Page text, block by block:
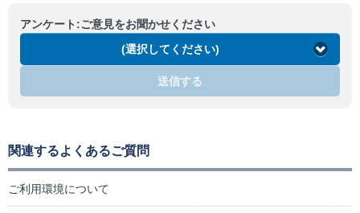
アンケート:ご意見をお聞かせください
(選択してください)
送信する
関連するよくあるご質問
ご利用環境について